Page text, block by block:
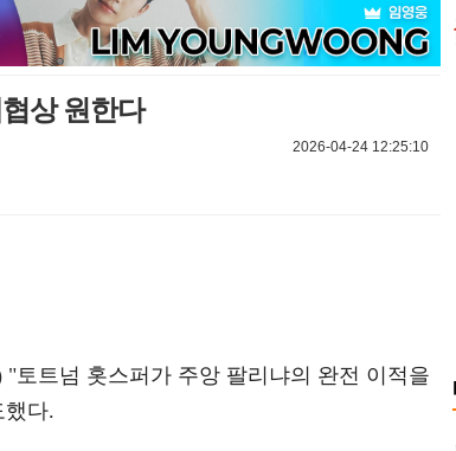
상 원한다
2026-04-24 12:25:10
토트넘 홋스퍼가 주앙 팔리냐의 완전 이적을
했다.